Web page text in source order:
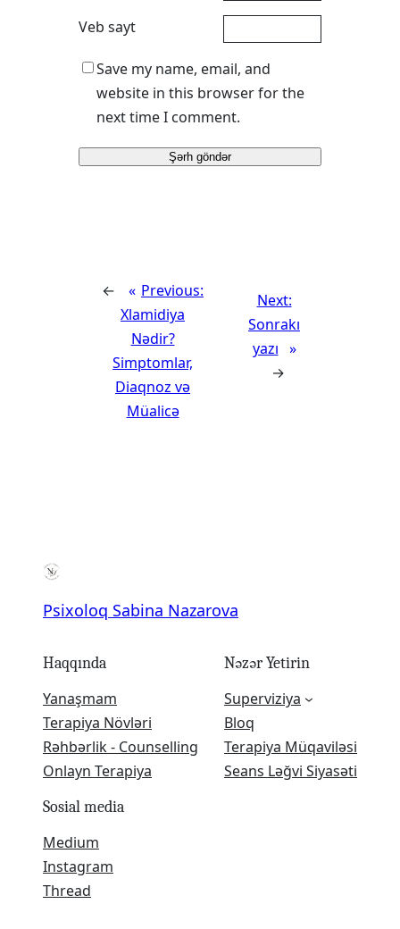
Veb sayt
Save my name, email, and
website in this browser for the
next time I comment.
←
Previous:
Xlamidiya
Nədir?
Simptomlar,
Diaqnoz və
Müalicə
Next:
Sonrakı
yazı
→
Psixoloq Sabina Nazarova
Haqqında
Yanaşmam
Terapiya Növləri
Rəhbərlik - Counselling
Onlayn Terapiya
Nəzər Yetirin
Superviziya
Bloq
Terapiya Müqaviləsi
Seans Ləğvi Siyasəti
Sosial media
Medium
Instagram
Thread